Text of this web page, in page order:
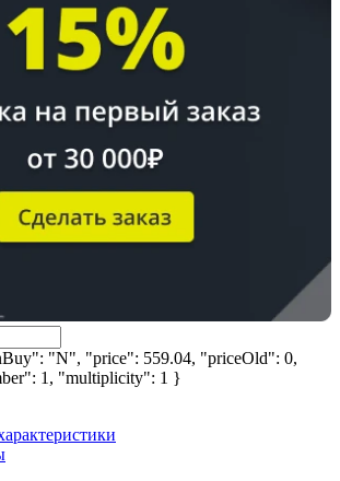
"N", "price": 559.04, "priceOld": 0,
1, "multiplicity": 1 }